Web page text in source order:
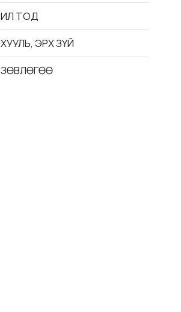
ИЛ ТОД
ХУУЛЬ, ЭРХ ЗҮЙ
ЗӨВЛӨГӨӨ